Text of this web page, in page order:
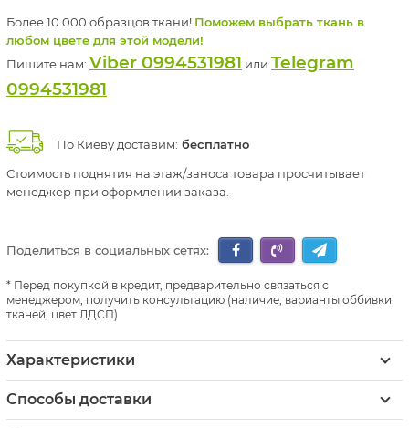
Более 10 000 образцов ткани! Поможем выбрать ткань в
любом цвете для этой модели!
Пишите нам: Viber 0994531981 или Telegram
0994531981
По Киеву доставим: бесплатно
Стоимость поднятия на этаж/заноса товара просчитывает
менеджер при оформлении заказа.
Поделиться в социальных сетях:
Перед покупкой в кредит, предварительно связаться с
менеджером, получить консультацию (наличие, варианты оббивки
тканей, цвет ЛДСП)
Характеристики
Способы доставки